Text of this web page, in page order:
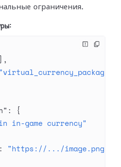
ограничения.
"virtual_currency_package"
: {
in-game currency"
: "https://.../image.png"